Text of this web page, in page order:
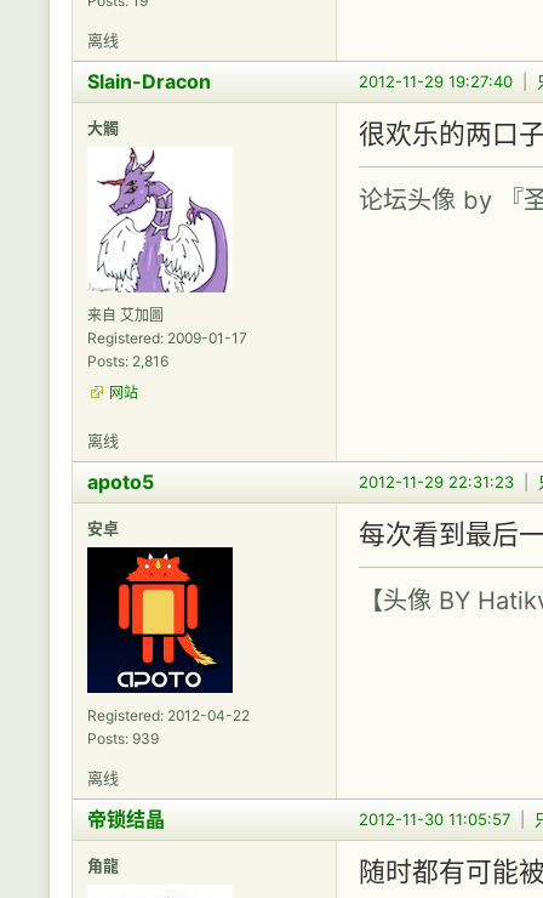
离线
2012-11-29 19:27:40
Slain-Dracon
大觸
来自 艾加圖
Registered: 2009-01-17
Posts: 2,816
网站
很欢乐的两口
论坛头像 by 『
离线
2012-11-29 22:31:23
apoto5
安卓
Registered: 2012-04-22
Posts: 939
每次看到最后
【头像 BY
离线
2012-11-30 11:05:57
帝锁结晶
角龍 随时都有可能